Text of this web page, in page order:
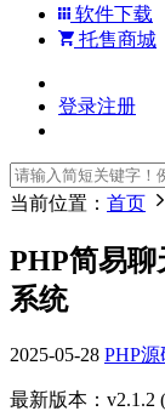
软件下载
托售商城
登录注册
当前位置： 首页
PHP简易
系统
2025-05-28 PHP源
最新版本：v2.1.2